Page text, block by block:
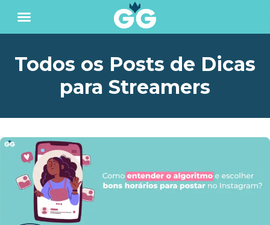
Todos os Posts de Dicas
para Streamers